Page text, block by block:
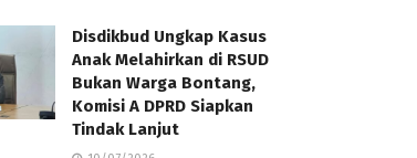
Disdikbud Ungkap Kasus
Anak Melahirkan di RSUD
Bukan Warga Bontang,
Komisi A DPRD Siapkan
Tindak Lanjut